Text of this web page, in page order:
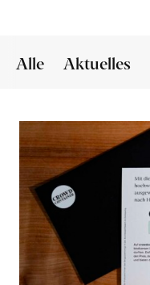
Alle Aktuelles